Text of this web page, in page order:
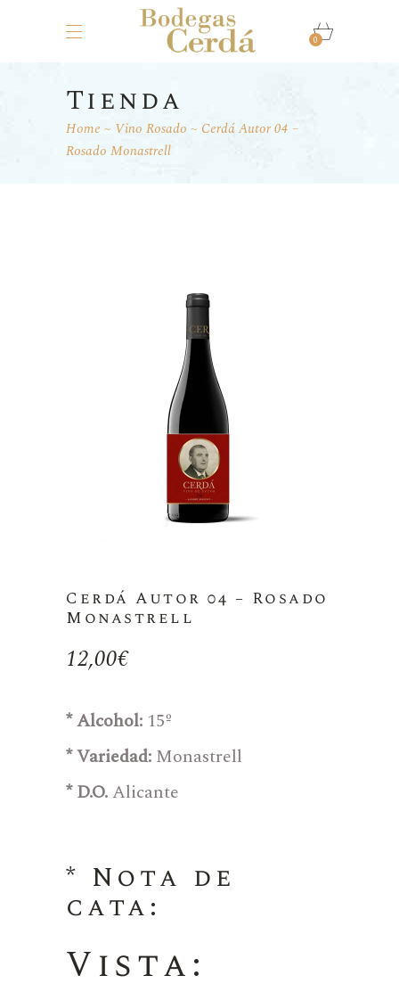
0
Tienda
Home Vino Rosado
Cerdá Autor 04 –
Rosado Monastrell
Cerdá Autor 04 – Rosado
Monastrell
12,00€
* Alcohol: 15º
* Variedad: Monastrell
* D.O. Alicante
* Nota de
cata:
Vista: